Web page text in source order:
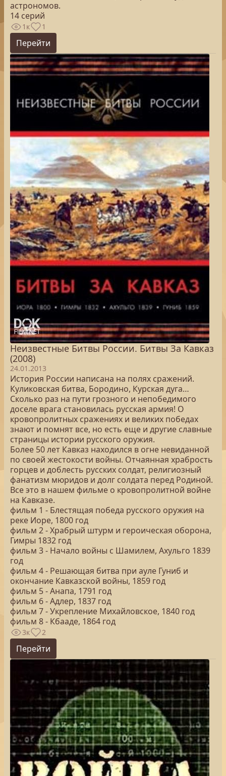
астрономов.
14 серий
1к 1
Перейти
Неизвестные Битвы России. Битвы За Кавказ
(2008)
24.01.2013
История России написана на полях сражений.
Куликовская битва, Бородино, Курская дуга…
Сколько раз на пути грозного и непобедимого
доселе врага становилась русская армия! О
кровопролитных сражениях и великих победах
знают и помнят все, но есть еще и другие славные
страницы истории русского оружия.
Более 50 лет Кавказ находился в огне невиданной
по своей жестокости войны. Отчаянная храбрость
горцев и доблесть русских солдат, религиозный
фанатизм мюридов и долг солдата перед Родиной.
Все это в нашем фильме о кровопролитной войне
на Кавказе.
фильм 1 - Блестящая победа русского оружия на
реке Иоре, 1800 год
фильм 2 - Храбрый штурм и героическая оборона,
Гимры 1832 год
фильм 3 - Начало войны с Шамилем, Ахульго 1839
год
фильм 4 - Решающая битва при ауле Гуниб и
окончание Кавказской войны, 1859 год
фильм 5 - Анапа, 1791 год
фильм 6 - Адлер, 1837 год
фильм 7 - Укрепление Михайловское, 1840 год
фильм 8 - Кбааде, 1864 год
3к 2
Перейти